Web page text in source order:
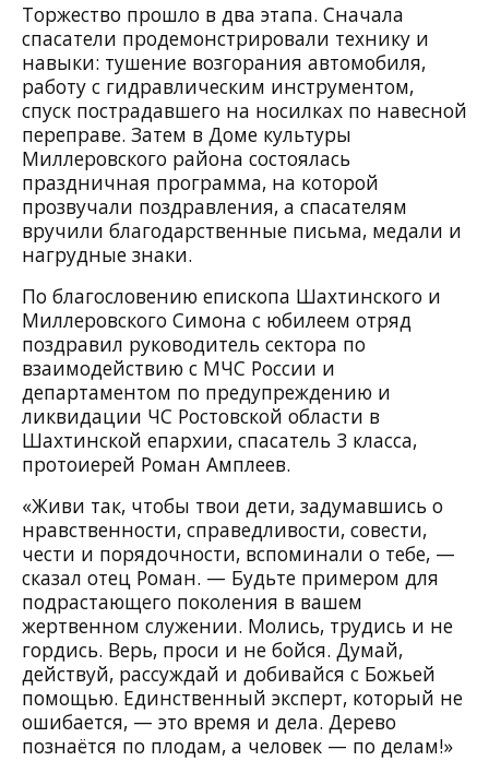
Торжество прошло в два этапа. Сначала
спасатели продемонстрировали технику и
навыки: тушение возгорания автомобиля,
работу с гидравлическим инструментом,
спуск пострадавшего на носилках по навесной
переправе. Затем в Доме культуры
Миллеровского района состоялась
праздничная программа, на которой
прозвучали поздравления, а спасателям
вручили благодарственные письма, медали и
нагрудные знаки.
По благословению епископа Шахтинского и
Миллеровского Симона с юбилеем отряд
поздравил руководитель сектора по
взаимодействию с МЧС России и
департаментом по предупреждению и
ликвидации ЧС Ростовской области в
Шахтинской епархии, спасатель 3 класса,
протоиерей Роман Амплеев.
«Живи так, чтобы твои дети, задумавшись о
нравственности, справедливости, совести,
чести и порядочности, вспоминали о тебе, —
сказал отец Роман. — Будьте примером для
подрастающего поколения в вашем
жертвенном служении. Молись, трудись и не
гордись. Верь, проси и не бойся. Думай,
действуй, рассуждай и добивайся с Божьей
помощью. Единственный эксперт, который не
ошибается, — это время и дела. Дерево
познаётся по плодам, а человек — по делам!»